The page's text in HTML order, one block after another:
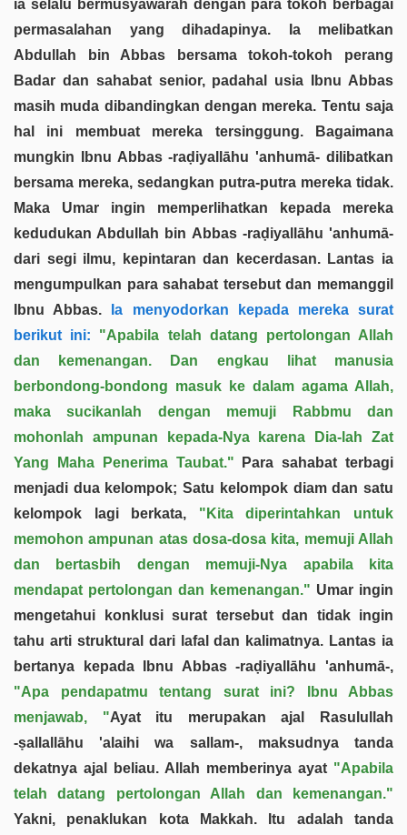
ia selalu bermusyawarah dengan para tokoh berbagai
permasalahan yang dihadapinya. Ia melibatkan
Abdullah bin Abbas bersama tokoh-tokoh perang
Badar dan sahabat senior, padahal usia Ibnu Abbas
masih muda dibandingkan dengan mereka. Tentu saja
hal ini membuat mereka tersinggung. Bagaimana
mungkin Ibnu Abbas -raḍiyallāhu 'anhumā- dilibatkan
bersama mereka, sedangkan putra-putra mereka tidak.
Maka Umar ingin memperlihatkan kepada mereka
kedudukan Abdullah bin Abbas -raḍiyallāhu 'anhumā-
dari segi ilmu, kepintaran dan kecerdasan. Lantas ia
mengumpulkan para sahabat tersebut dan memanggil
Ibnu Abbas. Ia menyodorkan kepada mereka surat
berikut ini:
"Apabila telah datang pertolongan Allah
dan kemenangan. Dan engkau lihat manusia
berbondong-bondong masuk ke dalam agama Allah,
maka sucikanlah dengan memuji Rabbmu dan
mohonlah ampunan kepada-Nya karena Dia-lah Zat
Yang Maha Penerima Taubat." Para sahabat terbagi
menjadi dua kelompok; Satu kelompok diam dan satu
kelompok lagi berkata, "Kita diperintahkan untuk
memohon ampunan atas dosa-dosa kita, memuji Allah
dan bertasbih dengan memuji-Nya apabila kita
mendapat pertolongan dan kemenangan." Umar ingin
mengetahui konklusi surat tersebut dan tidak ingin
tahu arti struktural dari lafal dan kalimatnya. Lantas ia
bertanya kepada Ibnu Abbas -raḍiyallāhu 'anhumā-,
"Apa pendapatmu tentang surat ini? Ibnu Abbas
menjawab, "Ayat itu merupakan ajal Rasulullah
-ṣallallāhu 'alaihi wa sallam-, maksudnya tanda
dekatnya ajal beliau. Allah memberinya ayat "Apabila
telah datang pertolongan Allah dan kemenangan."
Yakni, penaklukan kota Makkah. Itu adalah tanda